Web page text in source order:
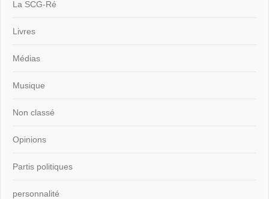
La SCG-Ré
Livres
Médias
Musique
Non classé
Opinions
Partis politiques
personnalité